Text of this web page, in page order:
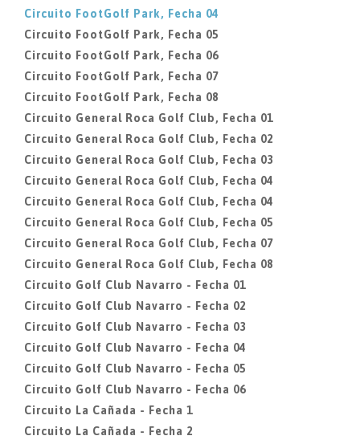
Circuito FootGolf Park, Fecha 04
Circuito FootGolf Park, Fecha 05
Circuito FootGolf Park, Fecha 06
Circuito FootGolf Park, Fecha 07
Circuito FootGolf Park, Fecha 08
Circuito General Roca Golf Club, Fecha 01
Circuito General Roca Golf Club, Fecha 02
Circuito General Roca Golf Club, Fecha 03
Circuito General Roca Golf Club, Fecha 04
Circuito General Roca Golf Club, Fecha 04
Circuito General Roca Golf Club, Fecha 05
Circuito General Roca Golf Club, Fecha 07
Circuito General Roca Golf Club, Fecha 08
Circuito Golf Club Navarro - Fecha 01
Circuito Golf Club Navarro - Fecha 02
Circuito Golf Club Navarro - Fecha 03
Circuito Golf Club Navarro - Fecha 04
Circuito Golf Club Navarro - Fecha 05
Circuito Golf Club Navarro - Fecha 06
Circuito La Cañada - Fecha 1
Circuito La Cañada - Fecha 2